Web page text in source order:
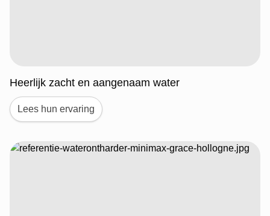
Heerlijk zacht en aangenaam water
Lees hun ervaring